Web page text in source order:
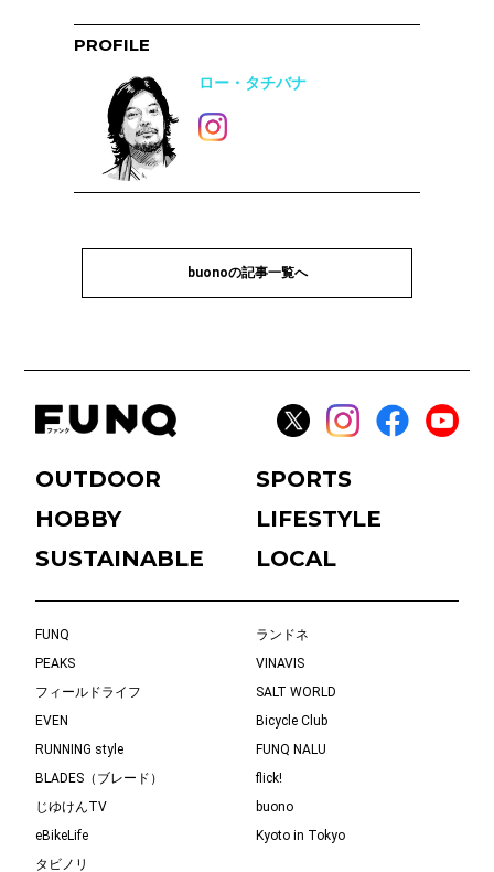
PROFILE
ロー・タチバナ
buonoの記事一覧へ
OUTDOOR
SPORTS
HOBBY
LIFESTYLE
SUSTAINABLE
LOCAL
FUNQ
ランドネ
PEAKS
VINAVIS
フィールドライフ
SALT WORLD
EVEN
Bicycle Club
RUNNING style
FUNQ NALU
BLADES（ブレード）
flick!
じゆけんTV
buono
eBikeLife
Kyoto in Tokyo
タビノリ